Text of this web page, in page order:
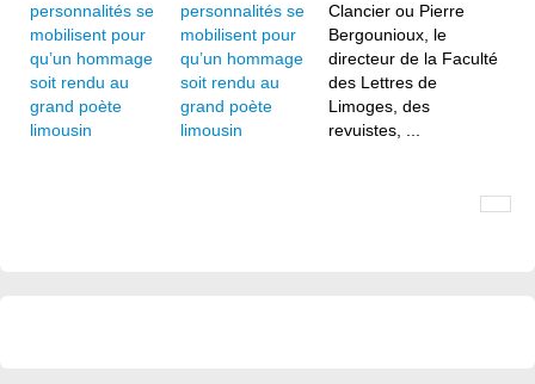
personnalités se
mobilisent pour
qu’un hommage
soit rendu au
grand poète
limousin
Clancier ou Pierre
Bergounioux, le
directeur de la Faculté
des Lettres de
Limoges, des
revuistes, ...